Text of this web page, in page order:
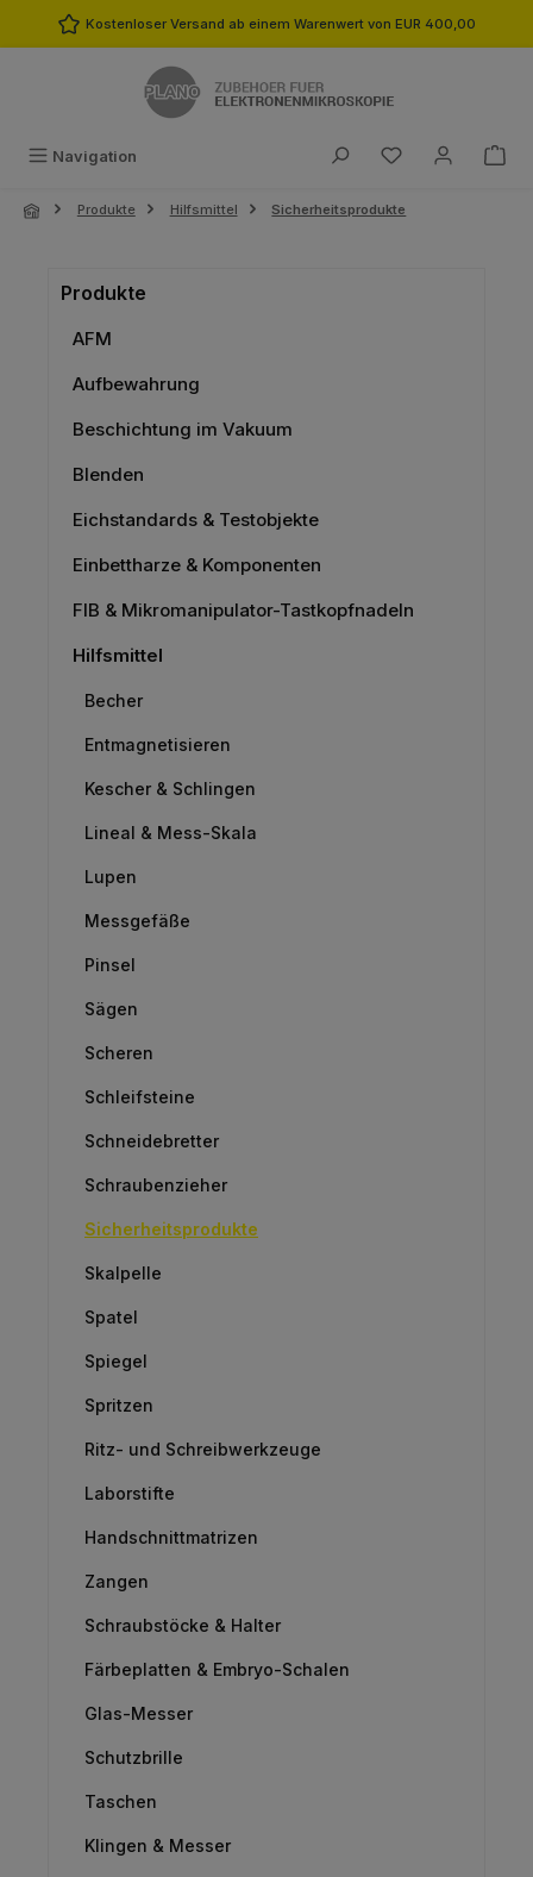
Zum Hauptinhalt springen
Kostenloser Versand ab einem Warenwert von EUR 400,00
Navigation Du hast 0
Produkte Hilfsmittel Sicherheitsprodukte
Produkte
AFM
Aufbewahrung
Beschichtung im Vakuum
Blenden
Eichstandards & Testobjekte
Einbettharze & Komponenten
FIB & Mikromanipulator-Tastkopfnadeln
Hilfsmittel
Becher
Entmagnetisieren
Kescher & Schlingen
Lineal & Mess-Skala
Lupen
Messgefäße
Pinsel
Sägen
Scheren
Schleifsteine
Schneidebretter
Schraubenzieher
Sicherheitsprodukte
Skalpelle
Spatel
Spiegel
Spritzen
Ritz- und Schreibwerkzeuge
Laborstifte
Handschnittmatrizen
Zangen
Schraubstöcke & Halter
Färbeplatten & Embryo-Schalen
Glas-Messer
Schutzbrille
Taschen
Klingen & Messer